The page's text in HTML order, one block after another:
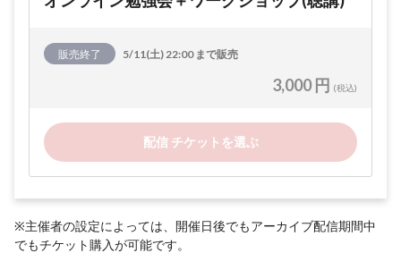
販売終了 5/11(土) 22:00 まで販売
3,000 円 (税込)
配信 チケットを選ぶ
※主催者の設定によっては、開催日後でもアーカイブ配信期間中
でもチケット購入が可能です。